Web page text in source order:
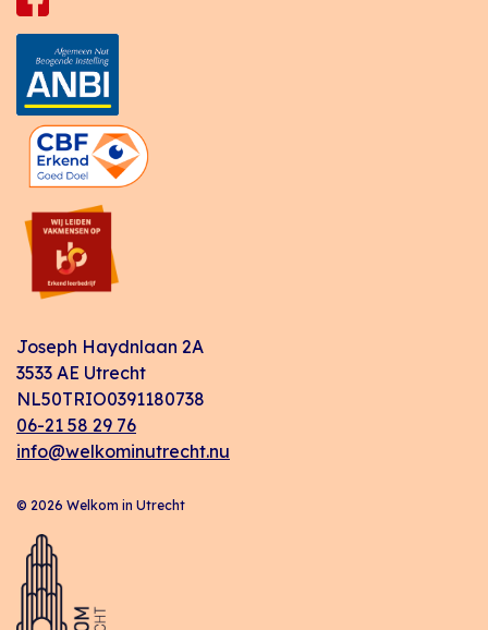
Joseph Haydnlaan 2A
3533 AE Utrecht
NL50TRIO0391180738
06-21 58 29 76
info@welkominutrecht.nu
© 2026 Welkom in Utrecht